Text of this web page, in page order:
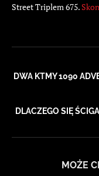
Street Triplem 675.
DWA KTMY 1090
DLACZEGO SIĘ
MOŻE